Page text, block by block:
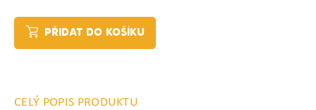
PŘIDAT DO KOŠÍKU
CELÝ POPIS PRODUKTU